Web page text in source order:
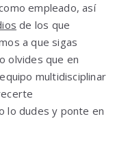
empleado, así
de los que
a que sigas
olvides que en
multidisciplinar
lo dudes y ponte en